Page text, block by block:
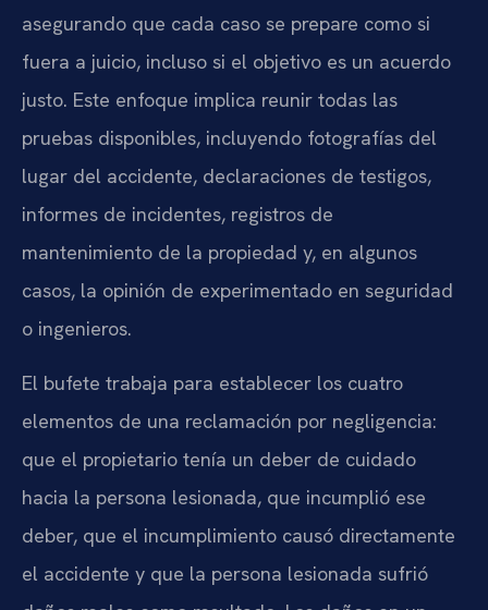
asegurando que cada caso se prepare como si
fuera a juicio, incluso si el objetivo es un acuerdo
justo. Este enfoque implica reunir todas las
pruebas disponibles, incluyendo fotografías del
lugar del accidente, declaraciones de testigos,
informes de incidentes, registros de
mantenimiento de la propiedad y, en algunos
casos, la opinión de experimentado en seguridad
o ingenieros.
El bufete trabaja para establecer los cuatro
elementos de una reclamación por negligencia:
que el propietario tenía un deber de cuidado
hacia la persona lesionada, que incumplió ese
deber, que el incumplimiento causó directamente
el accidente y que la persona lesionada sufrió